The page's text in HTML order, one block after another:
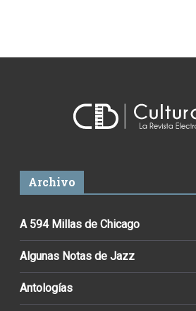
Archivo
A 594 Millas de Chicago
Algunas Notas de Jazz
Antologías